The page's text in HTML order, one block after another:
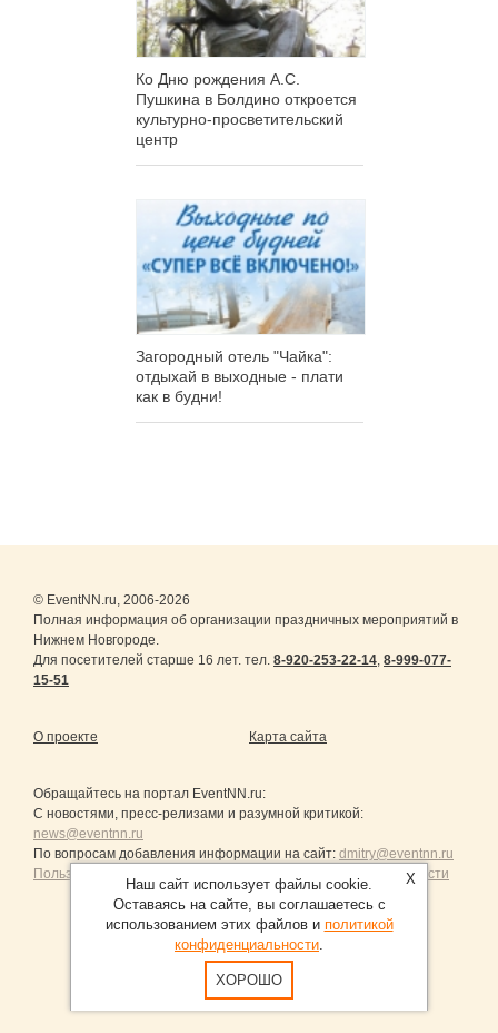
Ко Дню рождения А.С.
Пушкина в Болдино откроется
культурно-просветительский
центр
Загородный отель "Чайка":
отдыхай в выходные - плати
как в будни!
© EventNN.ru, 2006-2026
Полная информация об организации праздничных мероприятий в
Нижнем Новгороде.
Для посетителей старше 16 лет. тел. 8-920-253-22-14 8-999-077-
15-51
О проекте Карта сайта
Обращайтесь на портал EventNN.ru:
С новостями, пресс-релизами и разумной критикой:
news@eventnn.ru
По вопросам добавления информации на сайт: dmitry@eventnn.ru
Пользовательское Соглашение и политика конфиденциальности
Продвижение сайтов Санкт-Петербург
X
Наш сайт использует файлы cookie.
Оставаясь на сайте, вы соглашаетесь с
использованием этих файлов и политикой
конфиденциальности.
ХОРОШО